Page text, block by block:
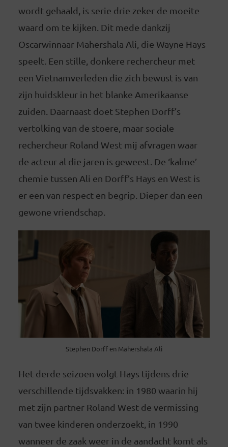
wordt gehaald, is serie drie zeker de moeite
waard om te kijken. Dit mede dankzij
Oscarwinnaar Mahershala Ali, die Wayne Hays
speelt. Een stille, donkere rechercheur met
een Vietnamverleden die zich bewust is van
zijn huidskleur in het blanke Amerikaanse
zuiden. Daarnaast doet Stephen Dorff’s
vertolking van de stoere, maar sociale
rechercheur Roland West mij afvragen waar
de acteur al die jaren is geweest. De ‘kalme’
chemie tussen Ali en Dorff’s Hays en West is
er een van respect en begrip. Dieper dan een
gewone vriendschap.
Stephen Dorff en Mahershala Ali
Het derde seizoen volgt Hays tijdens drie
verschillende tijdsvakken: in 1980 waarin hij
met zijn partner Roland West de vermissing
van twee kinderen onderzoekt, in 1990
wanneer de zaak weer in de aandacht komt als